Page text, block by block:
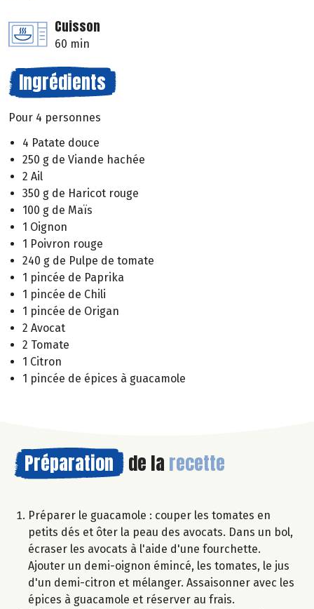
Cuisson
60 min
Ingrédients
Pour 4 personnes
4 Patate douce
250 g de Viande hachée
2 Ail
350 g de Haricot rouge
100 g de Maïs
1 Oignon
1 Poivron rouge
240 g de Pulpe de tomate
1 pincée de Paprika
1 pincée de Chili
1 pincée de Origan
2 Avocat
2 Tomate
1 Citron
1 pincée de épices à guacamole
Préparation de la recette
Préparer le guacamole : couper les tomates en
petits dés et ôter la peau des avocats. Dans un bol,
écraser les avocats à l'aide d'une fourchette.
Ajouter un demi-oignon émincé, les tomates, le jus
d'un demi-citron et mélanger. Assaisonner avec les
épices à guacamole et réserver au frais.